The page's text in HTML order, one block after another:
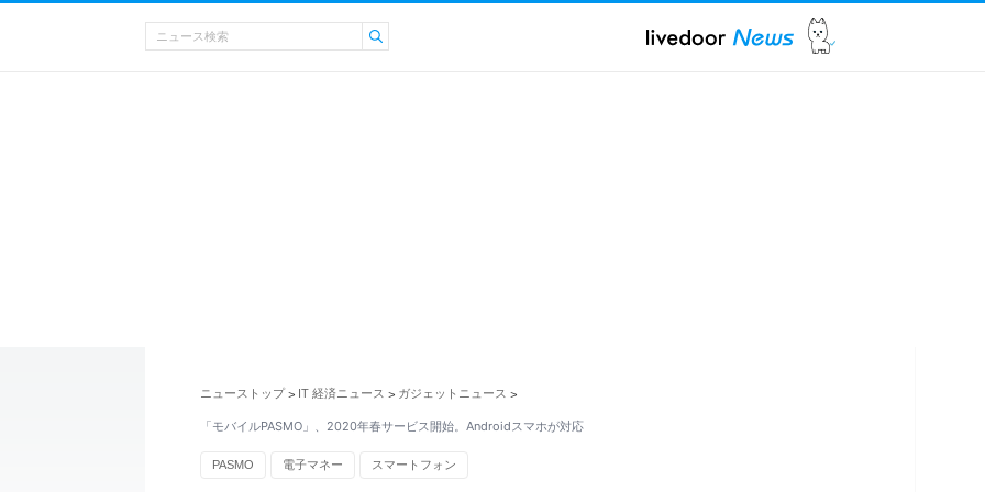
ニューストップ > IT 経済ニュース > ガジェットニュース >
「モバイルPASMO」、2020年春サービス開始。Androidスマホが対応
PASMO 電子マネー スマートフォン